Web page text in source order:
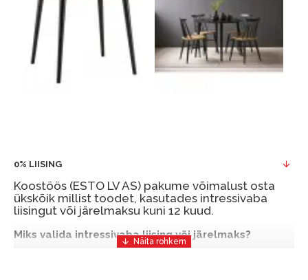
0% LIISING
Koostöös (ESTO LV AS) pakume võimalust osta
ükskõik millist toodet, kasutades intressivaba
liisingut või järelmaksu kuni 12 kuud.
Miks valida intressivaba liising või järelmaks?